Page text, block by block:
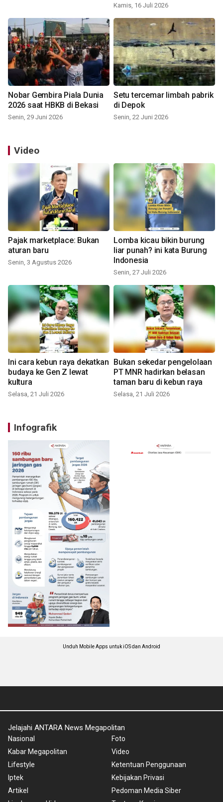
Kamis, 16 Juli 2026
Nobar Gembira Piala Dunia
2026 saat HBKB di Bekasi
Senin, 29 Juni 2026
Setu tercemar limbah pabrik
di Depok
Senin, 22 Juni 2026
Video
Pajak marketplace: Bukan
aturan baru
Senin, 3 Agustus 2026
Lomba kicau bikin burung
liar punah? ini kata Burung
Indonesia
Senin, 27 Juli 2026
Ini cara kebun raya dekatkan
budaya ke Gen Z lewat
kultura
Selasa, 21 Juli 2026
Bukan sekedar pengelolaan
PT MNR hadirkan belasan
taman baru di kebun raya
Selasa, 21 Juli 2026
Infografik
Unduh Mobile Apps untuk iOS dan Android
Jelajahi ANTARA News Megapolitan
Nasional
Kabar Megapolitan
Lifestyle
Iptek
Artikel
Foto
Video
Ketentuan Penggunaan
Kebijakan Privasi
Pedoman Media Siber